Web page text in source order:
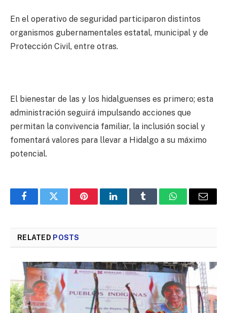
En el operativo de seguridad participaron distintos
organismos gubernamentales estatal, municipal y de
Protección Civil, entre otras.
El bienestar de las y los hidalguenses es primero; esta
administración seguirá impulsando acciones que
permitan la convivencia familiar, la inclusión social y
fomentará valores para llevar a Hidalgo a su máximo
potencial.
FacebookTwitter PinterestLinkedInTumblr WhatsAppEmail
RELATED POSTS